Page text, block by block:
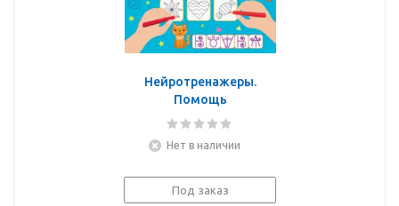
Нейротренажеры.
Помощь
первокласснику
Нет в наличии
Под заказ